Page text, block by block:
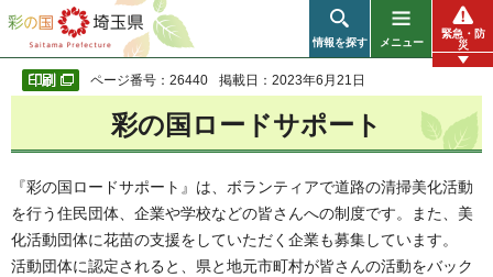
彩の国 埼玉県
情報を探す メニュー
緊急・防
災
ページ番号：26440 掲載日：2023年6月21日
彩の国ロードサポート
『彩の国ロードサポート』は、ボランティアで道路の清掃美化活動
を行う住民団体、企業や学校などの皆さんへの制度です。また、美
化活動団体に花苗の支援をしていただく企業も募集しています。
活動団体に認定されると、県と地元市町村が皆さんの活動をバック